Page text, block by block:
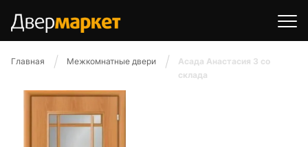
Главная Межкомнатные двери
Асада Анастасия 3 со
склада